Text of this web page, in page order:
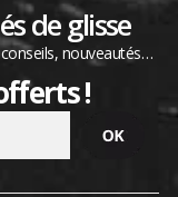
de glisse
nouveautés…
!